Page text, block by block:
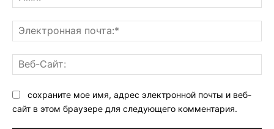
сохраните мое имя, адрес электронной почты и веб-
сайт в этом браузере для следующего комментария.